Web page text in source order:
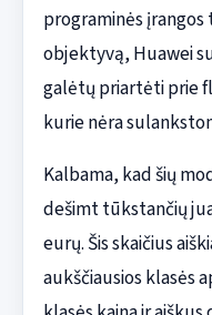
programinės
objektyvą, Huawei
galėtų priartėti prie
kurie nėra
Kalbama, kad šių
dešimt tūkstančių
eurų. Šis skaičius
aukščiausios klasės